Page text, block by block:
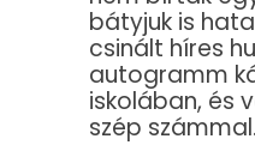
bátyjuk is
csinált híres
autogramm
iskolában, és
szép számmal.